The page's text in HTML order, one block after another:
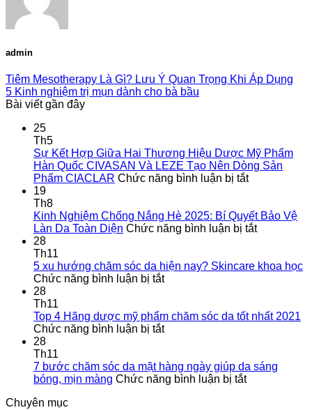
admin
Tiêm Mesotherapy Là Gì? Lưu Ý Quan Trọng Khi Áp Dụng
5 Kinh nghiệm trị mụn dành cho bà bầu
Bài viết gần đây
25
Th5
Sự Kết Hợp Giữa Hai Thương Hiệu Dược Mỹ Phẩm
Hàn Quốc CIVASAN Và LEZE Tạo Nên Dòng Sản
Phẩm CIACLAR Chức năng bình luận bị tắtở
Hợp
Giữa
Hiệu
Hàn
LEZE
19
Th8
Kinh Nghiệm Chống Nắng Hè 2025: Bí Quyết Bảo Vệ
Làn Da Toàn Diện Chức năng bình luận bị tắtở
Chống
Bí
Làn
28
Th11
5 xu hướng chăm sóc da hiện nay? Skincare khoa học
Chức năng bình luận bị tắtở
hướng
chăm
hiện
nay?
28
Th11
Top 4 Hãng dược mỹ phẩm chăm sóc da tốt nhất 2021
Chức năng bình luận bị tắtở
Hãng
dược
28
Th11
7 bước chăm sóc da mặt hàng ngày giúp da sáng
bóng, mịn màng Chức năng bình luận bị tắtở
Chuyên mục